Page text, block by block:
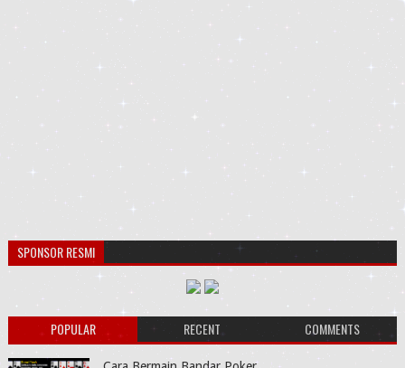
SPONSOR RESMI
POPULAR RECENT COMMENTS